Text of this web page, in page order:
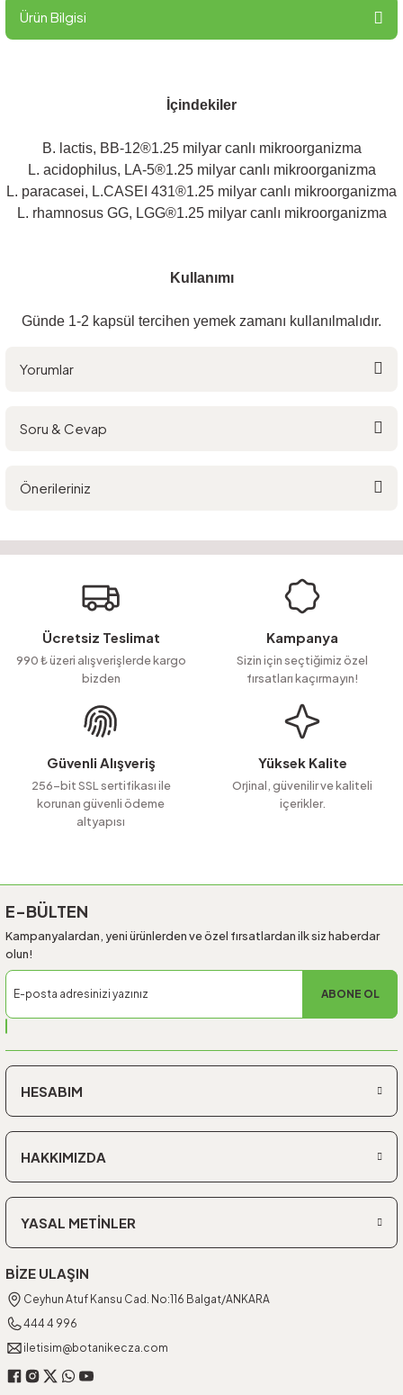
Ürün Bilgisi
İçindekiler
B. lactis, BB-12®1.25 milyar canlı mikroorganizma
L. acidophilus, LA-5®1.25 milyar canlı mikroorganizma
L. paracasei, L.CASEI 431®1.25 milyar canlı mikroorganizma
L. rhamnosus GG, LGG®1.25 milyar canlı mikroorganizma
Kullanımı
Günde 1-2 kapsül tercihen yemek zamanı kullanılmalıdır.
Yorumlar
Soru & Cevap
Soru Sor
Önerileriniz
Görüş ve önerileriniz için teşekkür ederiz.
Ürün resmi kalitesiz, bozuk veya görüntülenemiyor.
Ürün açıklamasında eksik bilgiler bulunuyor.
Ürün bilgilerinde hatalar bulunuyor.
Ürün fiyatı diğer sitelerden daha pahalı.
Bu ürüne benzer farklı alternatifler olmalı.
Ücretsiz Teslimat
990 ₺ üzeri alışverişlerde kargo
bizden
Kampanya
Sizin için seçtiğimiz özel
fırsatları kaçırmayın!
Güvenli Alışveriş
256-bit SSL sertifikası ile
korunan güvenli ödeme
altyapısı
Yüksek Kalite
Orjinal, güvenilir ve kaliteli
içerikler.
E-BÜLTEN
Kampanyalardan, yeni ürünlerden ve özel fırsatlardan ilk siz haberdar
olun!
ABONE OL
HESABIM
HAKKIMIZDA
YASAL METİNLER
BİZE ULAŞIN
Ceyhun Atuf Kansu Cad. No:116 Balgat/ANKARA
444 4 996
iletisim@botanikecza.com